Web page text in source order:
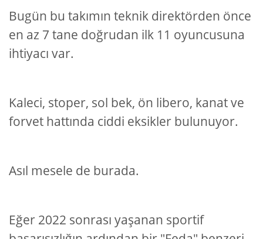
Bugün bu takımın teknik direktörden önce
en az 7 tane doğrudan ilk 11 oyuncusuna
ihtiyacı var.
Kaleci, stoper, sol bek, ön libero, kanat ve
forvet hattında ciddi eksikler bulunuyor.
Asıl mesele de burada.
Eğer 2022 sonrası yaşanan sportif